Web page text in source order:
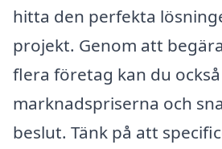
hitta den perfekta
projekt. Genom att
flera företag kan du
marknadspriserna och
beslut. Tänk på att